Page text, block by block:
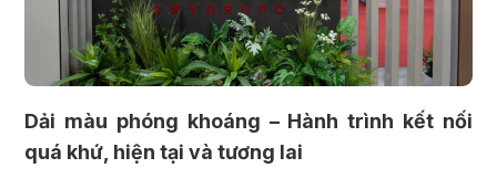
Dải màu phóng khoáng – Hành trình kết nối
quá khứ, hiện tại và tương lai